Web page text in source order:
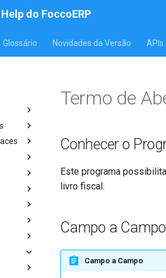
Help do FoccoERP
Glossário Novidades da Versão APIs
Termo de
Conhecer o
Este programa
livro fiscal.
Campo a Campo
Campo a Campo